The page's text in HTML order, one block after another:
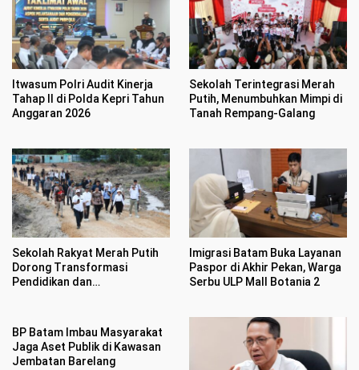
Itwasum Polri Audit Kinerja
Tahap II di Polda Kepri Tahun
Anggaran 2026
Sekolah Terintegrasi Merah
Putih, Menumbuhkan Mimpi di
Tanah Rempang-Galang
Sekolah Rakyat Merah Putih
Dorong Transformasi
Pendidikan dan
Imigrasi Batam Buka Layanan
Paspor di Akhir Pekan, Warga
Serbu ULP Mall Botania 2
BP Batam Imbau Masyarakat
Jaga Aset Publik di Kawasan
Jembatan Barelang